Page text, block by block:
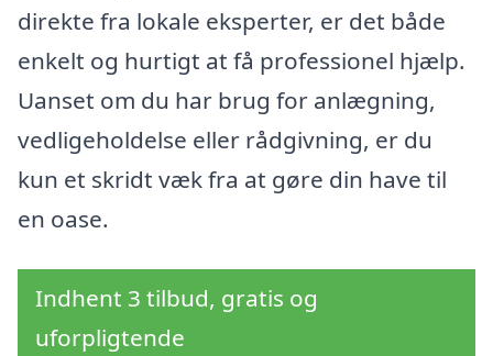
direkte fra lokale eksperter, er det både
enkelt og hurtigt at få professionel hjælp.
Uanset om du har brug for anlægning,
vedligeholdelse eller rådgivning, er du
kun et skridt væk fra at gøre din have til
en oase.
Indhent 3 tilbud, gratis og
uforpligtende